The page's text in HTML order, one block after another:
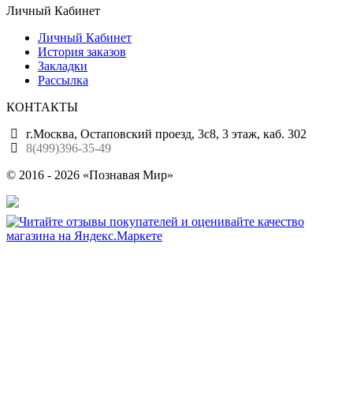
Личный Кабинет
Личный Кабинет
История заказов
Закладки
Рассылка
КОНТАКТЫ
г.Москва, Остаповский проезд, 3с8, 3 этаж, каб. 302
8(499)396-35-49
© 2016 - 2026 «Познавая Мир»